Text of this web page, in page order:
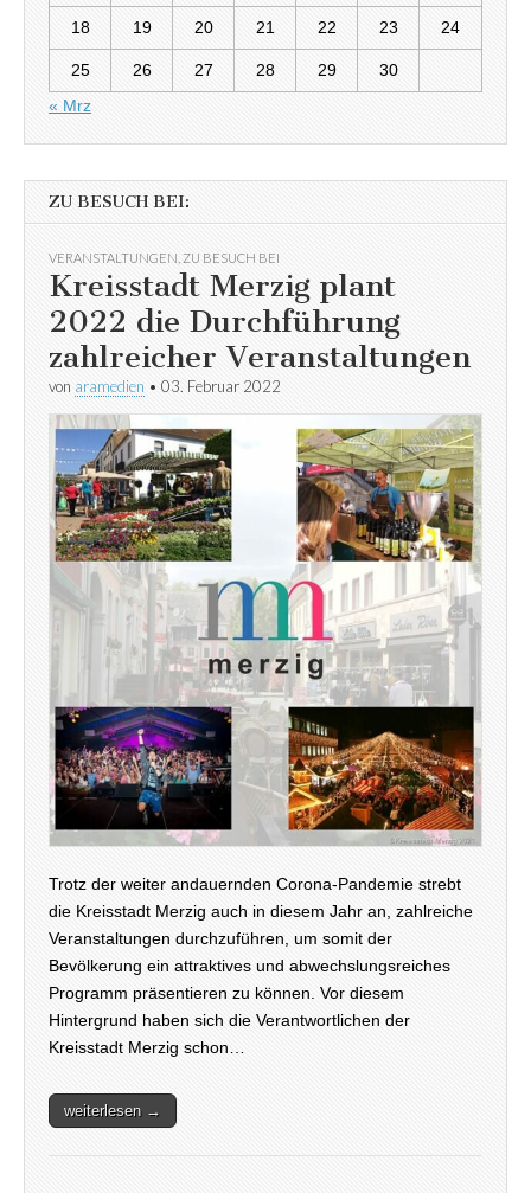
18 19 20 21 22 23 24
25 26 27 28 29
30
« Mrz
ZU BESUCH BEI:
VERANSTALTUNGEN ZU BESUCH BEI
Kreisstadt Merzig plant
2022 die Durchführung
zahlreicher Veranstaltungen
von aramedien • 03. Februar 2022
Trotz der weiter andauernden Corona-Pandemie strebt
die Kreisstadt Merzig auch in diesem Jahr an, zahlreiche
Veranstaltungen durchzuführen, um somit der
Bevölkerung ein attraktives und abwechslungsreiches
Programm präsentieren zu können. Vor diesem
Hintergrund haben sich die Verantwortlichen der
Kreisstadt Merzig schon…
weiterlesen →